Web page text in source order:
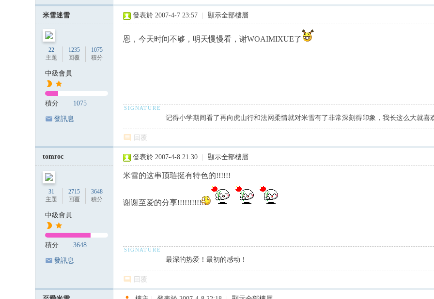
米雪迷雪
22
主題
1235
回覆
1075
積分
中級會員
積分 1075
發訊息
發表於 2007-4-7 23:57 顯示全部樓層
恩，今天时间不够，明天慢慢看，谢WOAIMIXUE了
记得小学期间看了再向虎山行和法网柔情就对米雪有了非常深刻得印象，我长这么大就
回覆
tomroc
31
主題
2715
回覆
3648
積分
中級會員
積分 3648
發訊息
發表於 2007-4-8 21:30 顯示全部樓層
米雪的这串顶琏挺有特色的!!!!!!
谢谢至爱的分享!!!!!!!!!!
最深的热爱！最初的感动！
回覆